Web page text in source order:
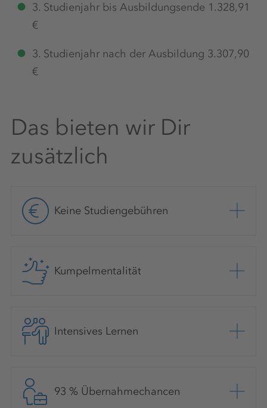
3. Studienjahr bis Ausbildungsende 1.328,91
€
3. Studienjahr nach der Ausbildung 3.307,90
€
Das bieten wir Dir
zusätzlich
Keine Studiengebühren
Kumpelmentalität
Intensives Lernen
93 % Übernahmechancen